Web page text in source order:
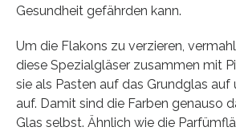
Gesundheit gefährden kann.
Um die Flakons zu verzieren,
diese Spezialgläser zusammen mit
sie als Pasten auf das Grundglas
auf. Damit sind die Farben genauso
Glas selbst. Ähnlich wie die